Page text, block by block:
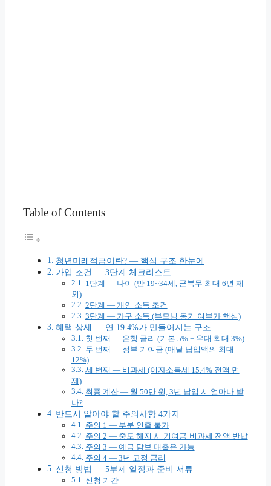
Table of Contents
청년미래적금이란? — 핵심 구조 한눈에
가입 조건 — 3단계 체크리스트
1단계 — 나이 (만 19~34세, 군복무 최대 6년 제
외)
2단계 — 개인 소득 조건
3단계 — 가구 소득 (부모님 동거 여부가 핵심)
혜택 상세 — 연 19.4%가 만들어지는 구조
첫 번째 — 은행 금리 (기본 5% + 우대 최대 3%)
두 번째 — 정부 기여금 (매달 납입액의 최대
12%)
세 번째 — 비과세 (이자소득세 15.4% 전액 면
제)
최종 계산 — 월 50만 원, 3년 납입 시 얼마나 받
나?
반드시 알아야 할 주의사항 4가지
주의 1 — 부분 인출 불가
주의 2 — 중도 해지 시 기여금·비과세 전액 반납
주의 3 — 예금 담보 대출은 가능
주의 4 — 3년 고정 금리
신청 방법 — 5부제 일정과 준비 서류
신청 기간